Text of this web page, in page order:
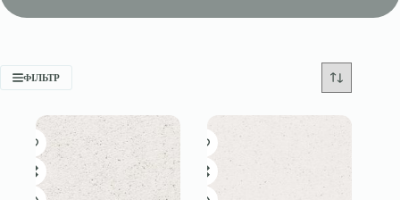
ФІЛЬТР